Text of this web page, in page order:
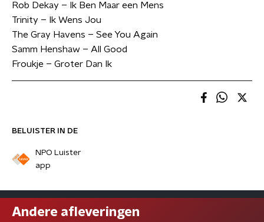
BELUISTER IN DE
NPO Luister
app
Rob Dekay – Ik Ben Maar een Mens
Trinity – Ik Wens Jou
The Gray Havens – See You Again
Samm Henshaw – All Good
Froukje – Groter Dan Ik
Andere afleveringen